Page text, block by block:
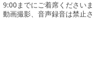
9:00までにご着席ください
動画撮影、音声録音は禁止